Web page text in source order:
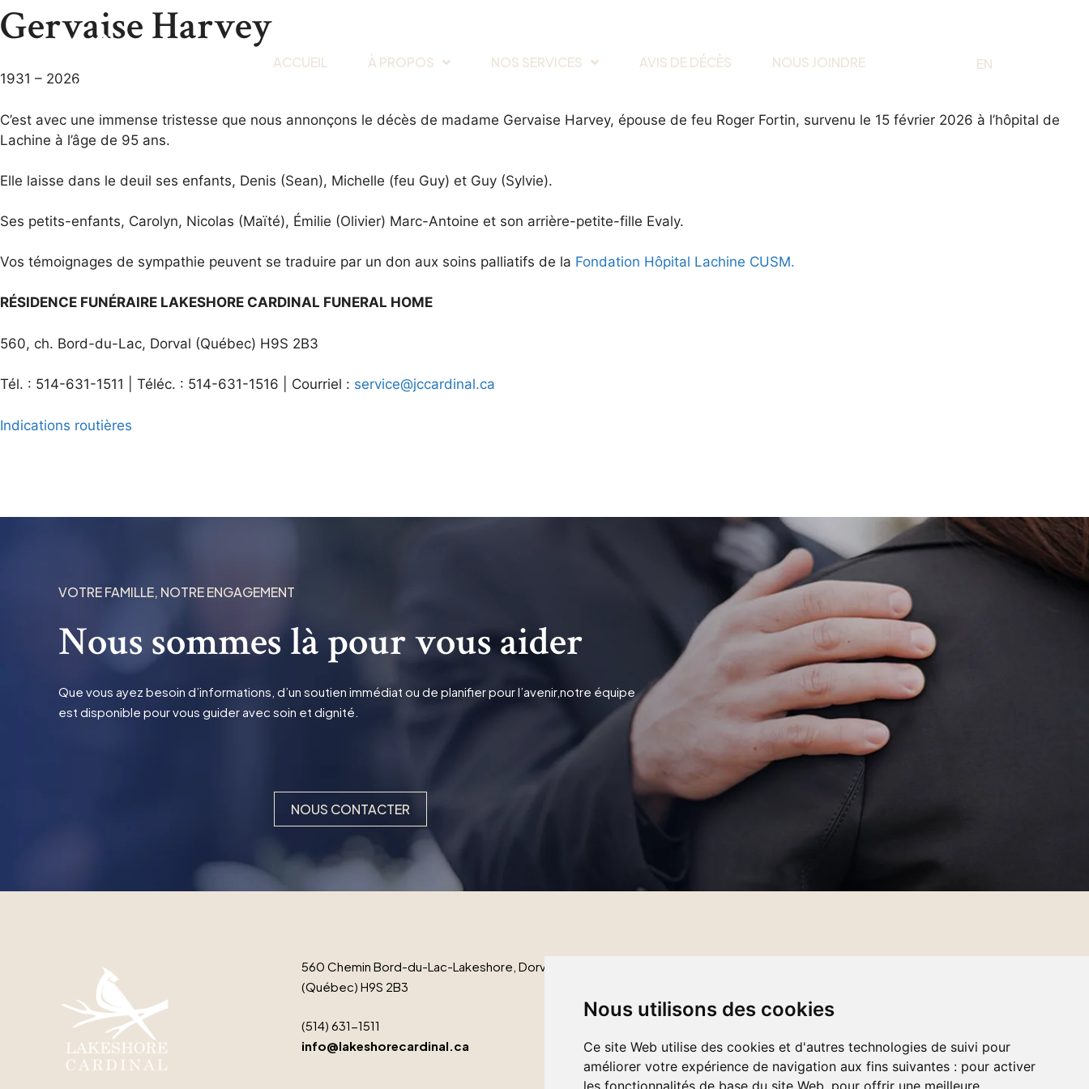
Nous utilisons des cookies
Ce site Web utilise des cookies et d'autres technologies de suivi pour
améliorer votre expérience de navigation aux fins suivantes : pour activer
les fonctionnalités de base du site Web pour offrir une meilleure
ACCUEIL À PROPOS NOS SERVICES AVIS DE DÉCÈS NOUS JOINDRE EN
Gervaise Harvey
1931 – 2026
C’est avec une immense tristesse que nous annonçons le décès de madame Gervaise Harvey, épouse de feu Roger Fortin, survenu le 15 février 2026 à l’hôpital de
Lachine à l’âge de 95 ans.
Elle laisse dans le deuil ses enfants, Denis (Sean), Michelle (feu Guy) et Guy (Sylvie).
Ses petits-enfants, Carolyn, Nicolas (Maïté), Émilie (Olivier) Marc-Antoine et son arrière-petite-fille Evaly.
Vos témoignages de sympathie peuvent se traduire par un don aux soins palliatifs de la Fondation Hôpital Lachine CUSM.
RÉSIDENCE FUNÉRAIRE LAKESHORE CARDINAL FUNERAL HOME
560, ch. Bord-du-Lac, Dorval (Québec) H9S 2B3
Tél. : 514-631-1511 | Téléc. : 514-631-1516 | Courriel : service@jccardinal.ca
Indications routières
VOTRE FAMILLE, NOTRE ENGAGEMENT
Nous sommes là pour vous aider
Que vous ayez besoin d’informations, d’un soutien immédiat ou de planifier pour l’avenir,notre équipe
est disponible pour vous guider avec soin et dignité.
NOUS CONTACTER
560 Chemin Bord-du-Lac-Lakeshore, Dorval
(Québec) H9S 2B3
(514) 631-1511
info@lakeshorecardinal.ca
À PROPOS
AVIS DE DÉCÈS
NOUS JOINDRE